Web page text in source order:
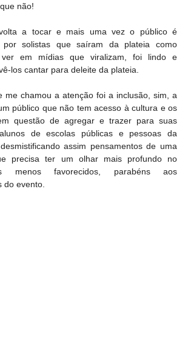
não!
a tocar e mais uma vez o público é
por solistas que saíram da plateia como
ver em mídias que viralizam, foi lindo e
los cantar para deleite da plateia.
me chamou a atenção foi a inclusão, sim, a
público que não tem acesso à cultura e os
questão de agregar e trazer para suas
de escolas públicas e pessoas da
assim pensamentos de uma
precisa ter um olhar mais profundo no
menos favorecidos, parabéns aos
do evento.